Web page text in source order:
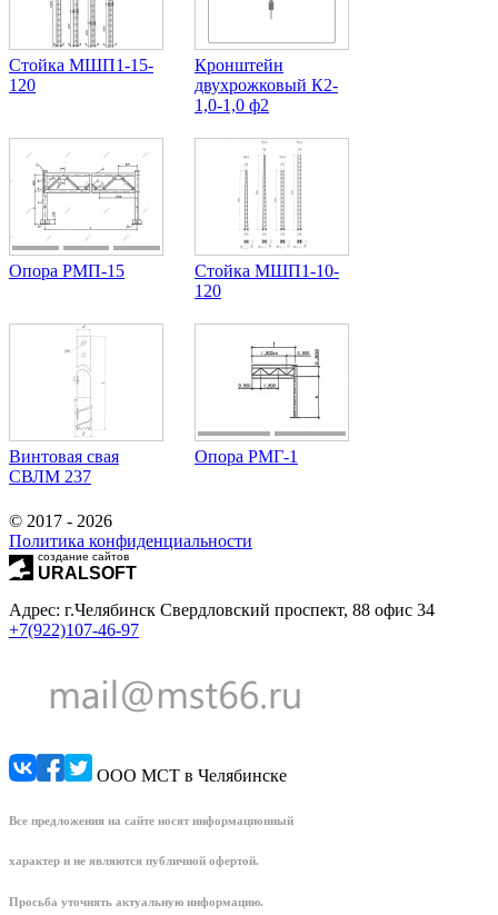
Стойка МШП1-15-
120
Кронштейн
двухрожковый К2-
1,0-1,0 ф2
Опора РМП-15
Стойка МШП1-10-
120
Винтовая свая
СВЛМ 237
Опора РМГ-1
© 2017 - 2026
Политика конфиденциальности
создание сайтов
URALSOFT
Адрес: г.Челябинск Свердловский проспект, 88 офис 34
+7(922)107-46-97
ООО МСТ в Челябинске
Все предложения на сайте носят информационный
характер и не являются публичной офертой.
Просьба уточнять актуальную информацию.